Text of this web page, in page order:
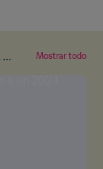
Mostrar todo